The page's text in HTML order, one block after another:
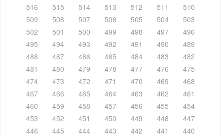
516
515 514 513 512 511
510
509
508 507 506 505 504
503
502
501 500 499 498 497
496
495
494 493 492 491 490
489
488
487 486 485 484 483
482
481
480 479 478 477 476
475
474
473 472 471 470 469
468
467
466 465 464 463 462
461
460
459 458 457 456 455
454
453
452 451 450 449 448
447
446
445 444 443 442 441
440